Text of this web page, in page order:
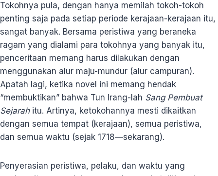
Tokohnya pula, dengan hanya memilah tokoh-tokoh
penting saja pada setiap periode kerajaan-kerajaan itu,
sangat banyak. Bersama peristiwa yang beraneka
ragam yang dialami para tokohnya yang banyak itu,
penceritaan memang harus dilakukan dengan
menggunakan alur maju-mundur (alur campuran).
Apatah lagi, ketika novel ini memang hendak
“membuktikan” bahwa Tun Irang-lah Sang Pembuat
Sejarahitu. Artinya, ketokohannya mesti dikaitkan
dengan semua tempat (kerajaan), semua peristiwa,
dan semua waktu (sejak 1718—sekarang).
Penyerasian peristiwa, pelaku, dan waktu yang